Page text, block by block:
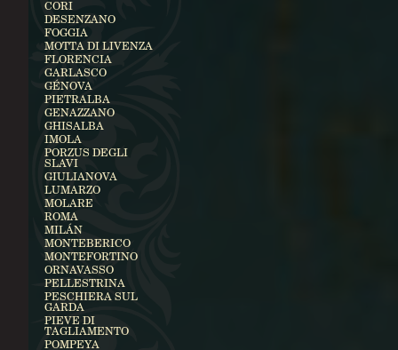
CORI
DESENZANO
FOGGIA
MOTTA DI LIVENZA
FLORENCIA
GARLASCO
GÉNOVA
PIETRALBA
GENAZZANO
GHISALBA
IMOLA
PORZUS DEGLI
SLAVI
GIULIANOVA
LUMARZO
MOLARE
ROMA
MILÁN
MONTEBERICO
MONTEFORTINO
ORNAVASSO
PELLESTRINA
PESCHIERA SUL
GARDA
PIEVE DI
TAGLIAMENTO
POMPEYA